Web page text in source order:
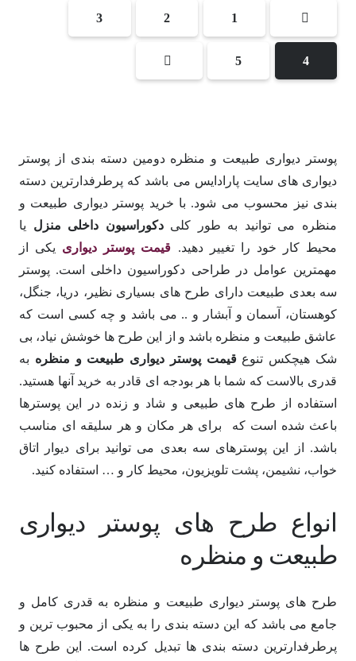
1
2
3
4
5
پوستر دیواری طبیعت و منظرهدومین دسته بندی از پوستر
دیواری های سایت پارادایس می باشد که پرطرفدارترین دسته
بندی نیز محسوب می شود. با خرید پوستر دیواری طبیعت و
منظره می توانید به طور کلیدکوراسیون داخلی منزل یا
محیط کار خود را تغییر دهید. قیمت پوستر دیواری یکی از
مهمترین عوامل در طراحی دکوراسیون داخلی است. پوستر
سه بعدی طبیعت دارای طرح های بسیاری نظیر، دریا، جنگل،
کوهستان، آسمان و آبشار و .. می باشد و چه کسی است که
عاشق طبیعت و منظره باشد و از این طرح ها خوشش نیاد، بی
شک هیچکس تنوعقیمت پوستر دیواری طبیعت و منظره به
قدری بالاست که شما با هر بودجه ای قادر به خرید آنها هستید.
استفاده از طرح های طبیعی و شاد و زنده در این پوسترها
باعث شده است که برای هر مکان و هر سلیقه ای مناسب
باشد. از این پوسترهای سه بعدی می توانید برای دیوار اتاق
خواب، نشیمن، پشت تلویزیون، محیط کار و … استفاده کنید.
انواعطرح های پوستر دیواری
طبیعت و منظره
طرح های پوستر دیواری طبیعت و منظره به قدری کامل و
جامع می باشد که این دسته بندی را به یکی از محبوب ترین و
پرطرفدارترین دسته بندی ها تبدیل کرده است. این طرح ها